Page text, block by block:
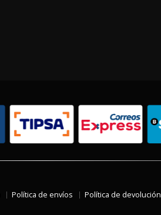
Política de envíos Política de devolución